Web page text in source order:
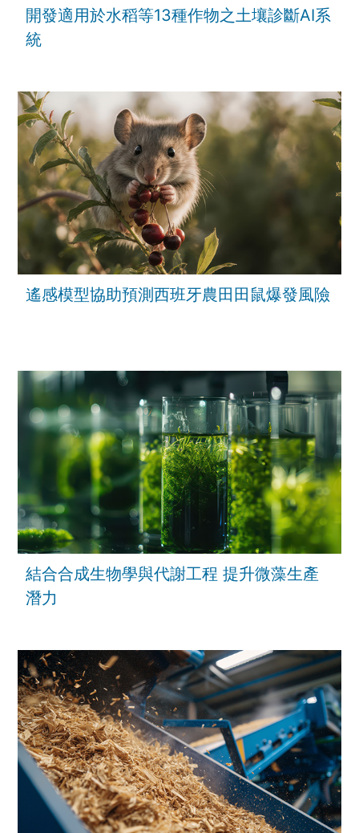
開發適用於水稻等13種作物之土壤診斷AI系
統
遙感模型協助預測西班牙農田田鼠爆發風險
結合合成生物學與代謝工程 提升微藻生產
潛力